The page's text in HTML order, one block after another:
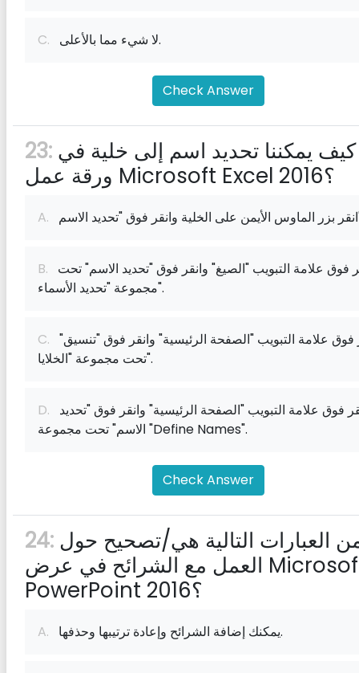
C. لا شيء مما بالأعلى.
Check Answer
23:
ورقة عمل Microsoft Excel 2016؟
A. الاسم".
B.
مجموعة "تحديد الأسماء".
C.
تحت مجموعة "الخلايا".
D.
الاسم" تحت مجموعة "Define Names".
Check Answer
24:
العمل مع الشرائح في عرض Microsoft
PowerPoint 2016؟
A. يمكنك إضافة الشرائح وإعادة ترتيبها وحذفها.